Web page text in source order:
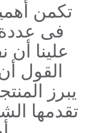
تكمن
فى
علينا أن
القول
يبرز
تقدمها